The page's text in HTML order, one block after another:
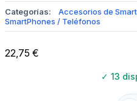
Categorías: Accesorios de
SmartPhones / Teléfonos
22,75 €
✓ 13